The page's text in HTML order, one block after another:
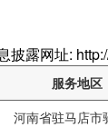
披露网址:
服务地区
河南省驻马店市